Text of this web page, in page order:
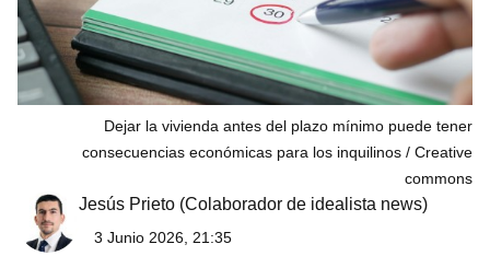
Dejar la vivienda antes del plazo mínimo puede tener
consecuencias económicas para los inquilinos
Creative
commons
Jesús Prieto (Colaborador de idealista news)
3 Junio 2026, 21:35